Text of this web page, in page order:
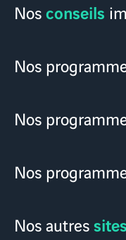
Nosconseils
Nos
Nos
Nos
Nos autressites